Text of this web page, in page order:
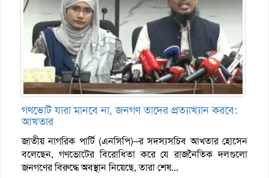
গণভোট যারা মানবে না, জনগণ তাদের প্রত্যাখ্যান করবে:
আখতার
জাতীয় নাগরিক পার্টি (এনসিপি)–র সদস্যসচিব আখতার হোসেন
বলেছেন, গণভোটের বিরোধিতা করে যে রাজনৈতিক দলগুলো
জনগণের বিরুদ্ধে অবস্থান নিয়েছে, তারা শেষ...